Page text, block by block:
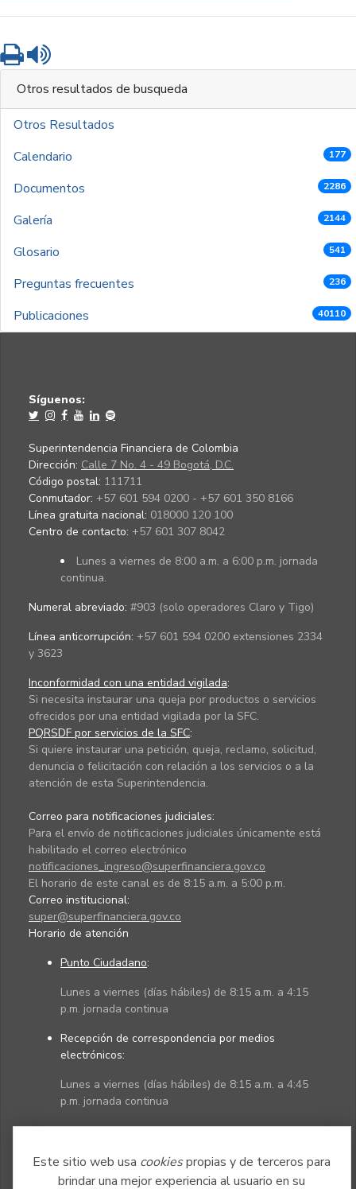
Este sitio web usa cookiespropias y de terceros para
brindar una mejor experiencia al usuario en su
Imprimir
Otros resultados de busqueda
Otros Resultados
Calendario
177
Documentos 2286
Galería 2144
Glosario 541
Preguntas frecuentes 236
Publicaciones 40110
Síguenos:
Superintendencia Financiera de Colombia
Dirección: Calle 7 No. 4 - 49 Bogotá, D.C.
Código postal: 111711
Conmutador: +57 601 594 0200 - +57 601 350 8166
Línea gratuita nacional: 018000 120 100
Centro de contacto: +57 601 307 8042
Lunes a viernes de 8:00 a.m. a 6:00 p.m. jornada
continua.
Numeral abreviado: #903 (solo operadores Claro y Tigo)
Línea anticorrupción: +57 601 594 0200 extensiones 2334
y 3623
Inconformidad con una entidad vigilada:
Si necesita instaurar una queja por productos o servicios
ofrecidos por una entidad vigilada por la SFC.
PQRSDF por servicios de la SFC:
Si quiere instaurar una petición, queja, reclamo, solicitud,
denuncia o felicitación con relación a los servicios o a la
atención de esta Superintendencia.
Correo para notificaciones judiciales:
Para el envío de notificaciones judiciales únicamente está
habilitado el correo electrónico
notificaciones_ingreso@superfinanciera.gov.co
El horario de este canal es de 8:15 a.m. a 5:00 p.m.
Correo institucional:
super@superfinanciera.gov.co
Horario de atención
Punto Ciudadano:
Lunes a viernes (días hábiles) de 8:15 a.m. a 4:15
p.m. jornada continua
Recepción de correspondencia por medios
electrónicos:
Lunes a viernes (días hábiles) de 8:15 a.m. a 4:45
p.m. jornada continua